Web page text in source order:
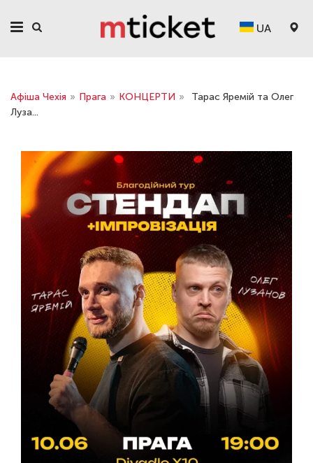
UA
Афіша Чехія » Прага » КОНЦЕРТИ »
Тарас Яремій та Олег
Луза...